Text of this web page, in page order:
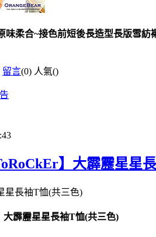
柔合~接色前短後長造型長版雪紡
留言(0) 人氣()
】大霹靂星星
霹靂星星長袖T恤(共三色)